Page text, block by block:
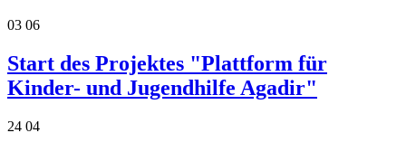
03 06
Start des Projektes "Plattform für
Kinder- und Jugendhilfe Agadir"
24 04